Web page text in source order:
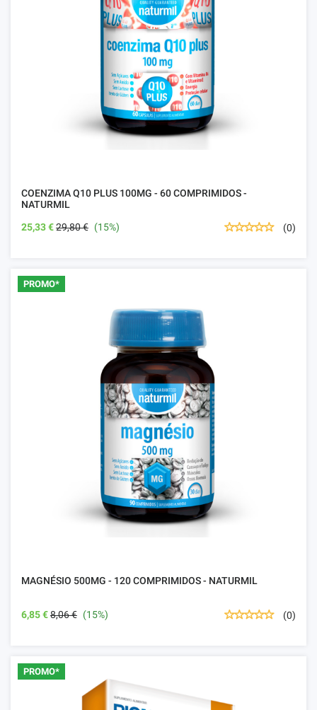
COENZIMA Q10 PLUS 100MG - 60 COMPRIMIDOS -
NATURMIL
25,33 €29,80 € (15%) (0)
PROMO*
MAGNÉSIO 500MG - 120 COMPRIMIDOS - NATURMIL
6,85 €8,06 € (15%) (0)
PROMO*